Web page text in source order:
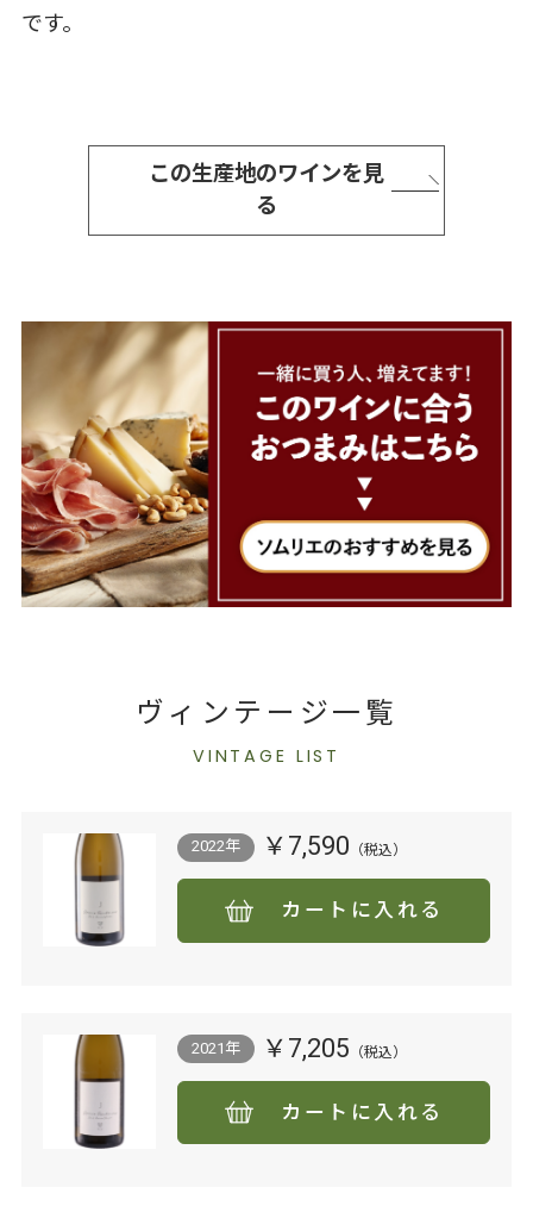
です。
この生産地のワインを見
る
ヴィンテージ一覧
VINTAGE LIST
2022年 ￥7,590
カートに入れる
2021年 ￥7,205
カートに入れる